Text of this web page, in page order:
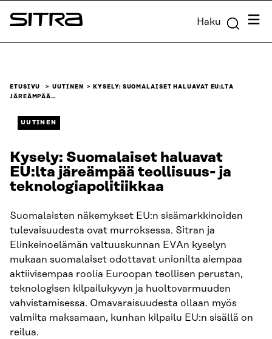
Siirry
suoraan
Sitra Haku
ETUSIVU UUTINEN
KYSELY: SUOMALAISET HALUAVAT EU:LTA
JÄREÄMPÄÄ…
UUTINEN
Kysely: Suomalaiset haluavat
EU:lta järeämpää teollisuus- ja
teknologiapolitiikkaa
Suomalaisten näkemykset EU:n sisämarkkinoiden
tulevaisuudesta ovat murroksessa. Sitran ja
Elinkeinoelämän valtuuskunnan EVAn kyselyn
mukaan suomalaiset odottavat unionilta aiempaa
aktiivisempaa roolia Euroopan teollisen perustan,
teknologisen kilpailukyvyn ja huoltovarmuuden
vahvistamisessa. Omavaraisuudesta ollaan myös
valmiita maksamaan, kunhan kilpailu EU:n sisällä on
reilua.